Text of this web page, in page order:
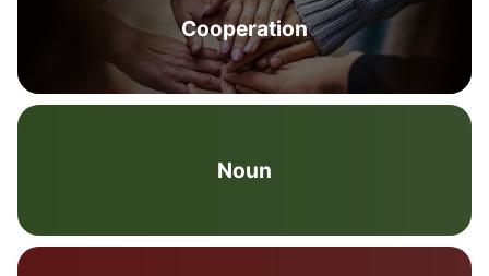
Cooperation
Noun